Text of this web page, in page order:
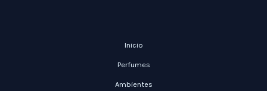
Inicio
Perfumes
Ambientes